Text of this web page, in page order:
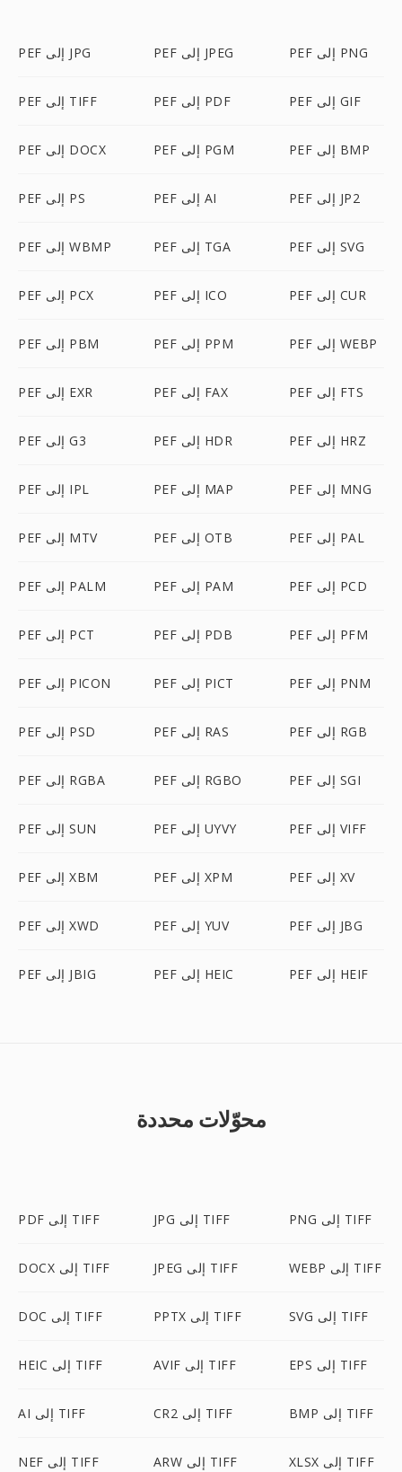
PEF إلى JPG PEF إلى JPEG PEF إلى PNG
PEF إلى TIFF PEF إلى PDF PEF إلى GIF
PEF إلى DOCX PEF إلى PGM PEF إلى BMP
PEF إلى PS PEF إلى AI PEF إلى JP2
PEF إلى WBMP PEF إلى TGA PEF إلى SVG
PEF إلى PCX PEF إلى ICO PEF إلى CUR
PEF إلى PBM PEF إلى PPM PEF إلى WEBP
PEF إلى EXR PEF إلى FAX PEF إلى FTS
PEF إلى G3 PEF إلى HDR PEF إلى HRZ
PEF إلى IPL PEF إلى MAP PEF إلى MNG
PEF إلى MTV PEF إلى OTB PEF إلى PAL
PEF إلى PALM PEF إلى PAM PEF إلى PCD
PEF إلى PCT PEF إلى PDB PEF إلى PFM
PEF إلى PICON PEF إلى PICT PEF إلى PNM
PEF إلى PSD PEF إلى RAS PEF إلى RGB
PEF إلى RGBA PEF إلى RGBO PEF إلى SGI
PEF إلى SUN PEF إلى UYVY PEF إلى VIFF
PEF إلى XBM PEF إلى XPM PEF إلى XV
PEF إلى XWD PEF إلى YUV PEF إلى JBG
PEF إلى JBIG PEF إلى HEIC PEF إلى HEIF
محوّلات محددة
PDF إلى TIFF JPG إلى TIFF PNG إلى TIFF
DOCX إلى TIFF JPEG إلى TIFF WEBP إلى TIFF
DOC إلى TIFF PPTX إلى TIFF SVG إلى TIFF
HEIC إلى TIFF AVIF إلى TIFF EPS إلى TIFF
AI إلى TIFF CR2 إلى TIFF BMP إلى TIFF
NEF إلى TIFF ARW إلى TIFF XLSX إلى TIFF